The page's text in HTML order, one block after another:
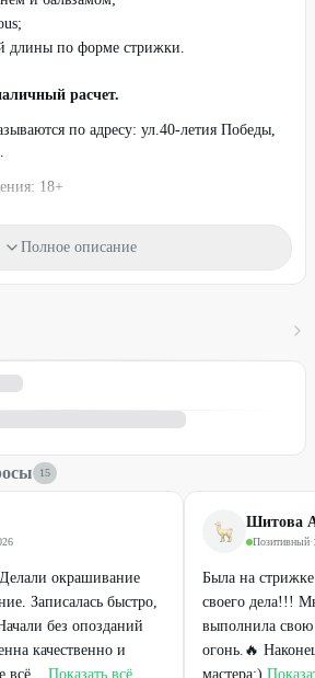
длины по форме стрижки.
расчет.
по адресу: ул.40-летия Победы,
18+
мастера.
запись по телефонам:
Max) - Леся (парикмахерские
распечатанный или электронный
с другими действующими
О НЕОБХОДИМОСТИ ПОЛУЧЕНИЯ
ВРАЧА-СПЕЦИАЛИСТА ПО
И
Полное описание
15
окрашивание
Записалась быстро,
без опозданий
качественно и
Показать всё
Шитова
Позитивный·
Была на
своего дела!!!
выполнила свою
огонь.🔥
мастера:)